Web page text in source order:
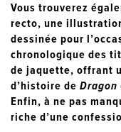
Vous trouverez
recto, une
dessinée pour
chronologique des
de jaquette, offrant
d’histoire de Dragon
Enfin, à ne pas
riche d’une